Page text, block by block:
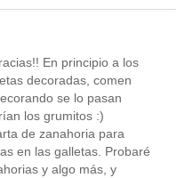
En principio a los
decoradas, comen
se lo pasan
los grumitos :)
de zanahoria para
en las galletas. Probaré
y algo más, y